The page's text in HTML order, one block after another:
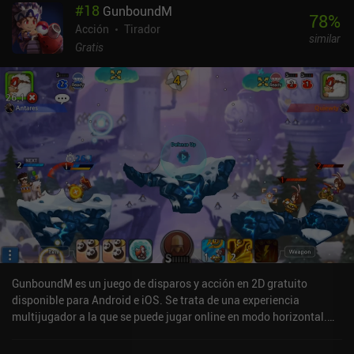
batalla, cosméticos y un servicio de suscripción. Jugar combates
nos recompensa con una moneda que se usa para subir de nivel
nuestras clases especializadas y armas, lo que proporciona un
al principio del juego. Sin embargo, a medida que avanzamos, la
moneda se vuelve escasa, lo que provoca una enorme dificultad y
el deseo de pagar para progresar. El juego se puede disfrutar como
jugador libre, pero el sistema de progresión está innegablemente
diseñado para guiarnos a gastar dinero. En general, Battle Prime
es una alternativa decente para los que buscan un nuevo shooter
multijugador. Los controles funcionan como se espera, las
mecánicas básicas son sólidas y el combate momento a momento
permite divertidas experiencias de correr y disparar.
#18 GunboundM
Acción
Tirador
Gratis
78%
similar
GunboundM es un juego de disparos y acción en 2D gratuito
disponible para Android e iOS. Se trata de una experiencia
multijugador a la que se puede jugar online en modo horizontal.